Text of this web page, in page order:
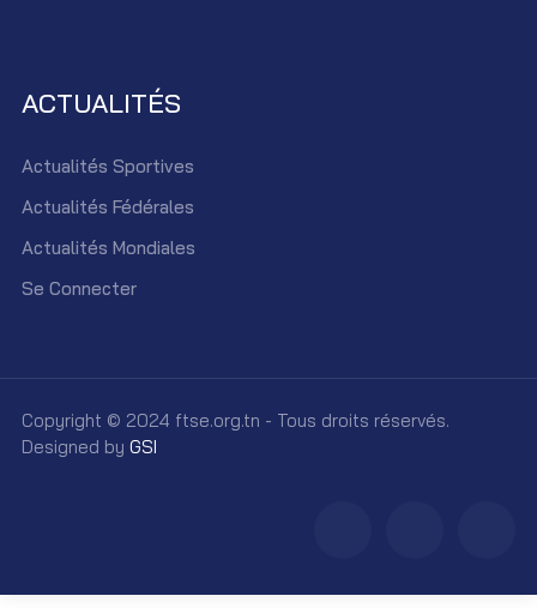
ACTUALITÉS
Actualités Sportives
Actualités Fédérales
Actualités Mondiales
Se Connecter
Copyright © 2024 ftse.org.tn - Tous droits réservés.
Designed by GSI